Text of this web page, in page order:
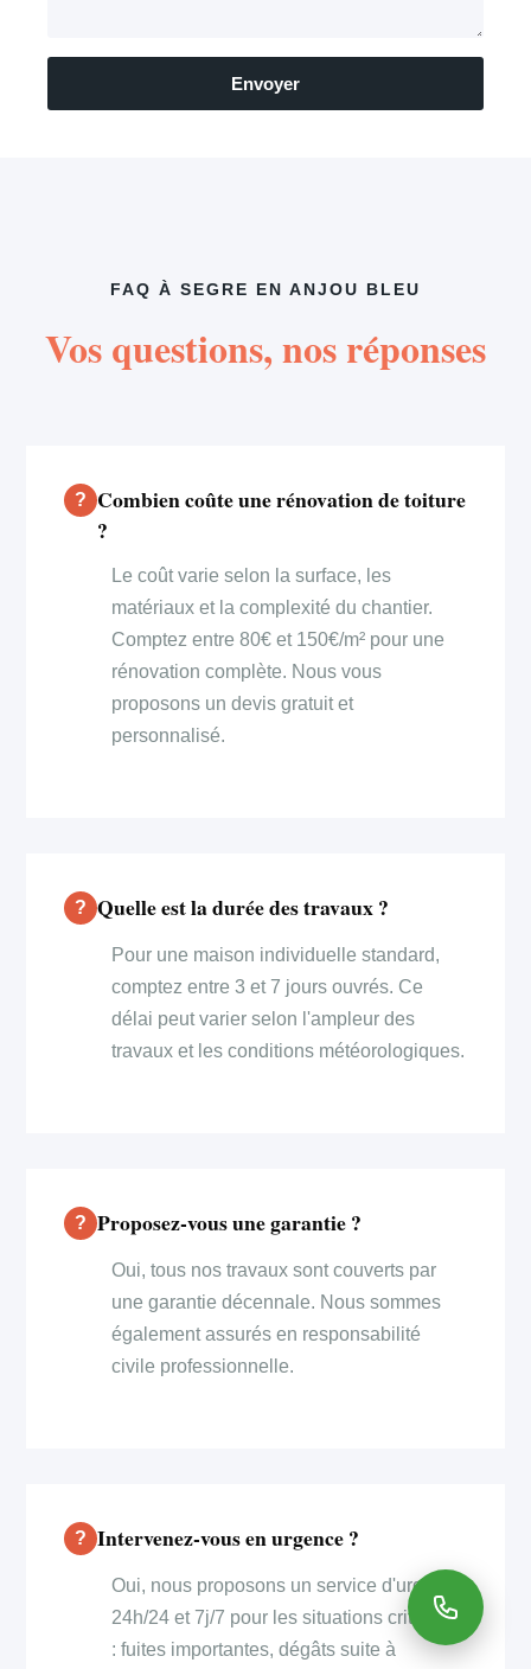
Envoyer
FAQ À SEGRE EN ANJOU BLEU
Vos questions, nos réponses
Combien coûte une rénovation de toiture
?
Le coût varie selon la surface, les
matériaux et la complexité du chantier.
Comptez entre 80€ et 150€/m² pour une
rénovation complète. Nous vous
proposons un devis gratuit et
personnalisé.
Quelle est la durée des travaux ?
Pour une maison individuelle standard,
comptez entre 3 et 7 jours ouvrés. Ce
délai peut varier selon l'ampleur des
travaux et les conditions météorologiques.
Proposez-vous une garantie ?
Oui, tous nos travaux sont couverts par
une garantie décennale. Nous sommes
également assurés en responsabilité
civile professionnelle.
Intervenez-vous en urgence ?
Oui, nous proposons un service d'urgence
24h/24 et 7j/7 pour les situations critiques
: fuites importantes, dégâts suite à